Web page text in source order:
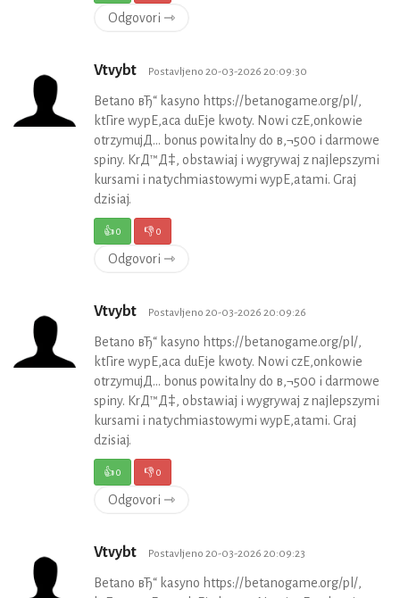
Odgovori ⇾
Vtvybt Postavljeno 20-03-2026 20:09:30
Betano вЂ“ kasyno https://betanogame.org/pl/,
ktГіre wypЕ‚aca duЕјe kwoty. Nowi czЕ‚onkowie
otrzymujД… bonus powitalny do в‚¬500 i darmowe
spiny. KrД™Д‡, obstawiaj i wygrywaj z najlepszymi
kursami i natychmiastowymi wypЕ‚atami. Graj
dzisiaj.
👍0 👎0
Odgovori ⇾
Vtvybt Postavljeno 20-03-2026 20:09:26
Betano вЂ“ kasyno https://betanogame.org/pl/,
ktГіre wypЕ‚aca duЕјe kwoty. Nowi czЕ‚onkowie
otrzymujД… bonus powitalny do в‚¬500 i darmowe
spiny. KrД™Д‡, obstawiaj i wygrywaj z najlepszymi
kursami i natychmiastowymi wypЕ‚atami. Graj
dzisiaj.
👍0 👎0
Odgovori ⇾
Vtvybt Postavljeno 20-03-2026 20:09:23
Betano вЂ“ kasyno https://betanogame.org/pl/,